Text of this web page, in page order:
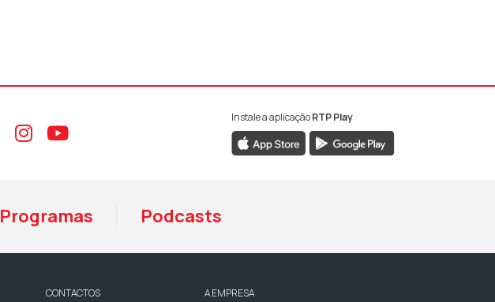
Aceder ao Facebook da RTP Antena 1
Aceder ao Instagram da RTP Antena 1
Aceder ao YouTube da RTP Antena 1
Instale a aplicaçãoRTP Play
Programas Podcasts
CONTACTOS A EMPRESA